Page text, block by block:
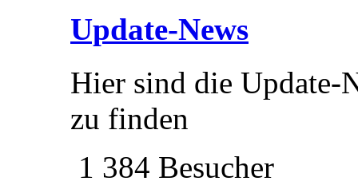
Update-News
Hier sind die
zu finden
1 384 Besucher